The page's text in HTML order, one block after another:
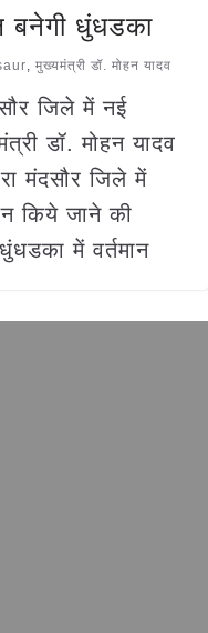
बनेगी धुंधडका
, मुख्यमंत्री डॉ. मोहन यादव
जिले में नई
डॉ. मोहन यादव
मंदसौर जिले में
किये जाने की
में वर्तमान